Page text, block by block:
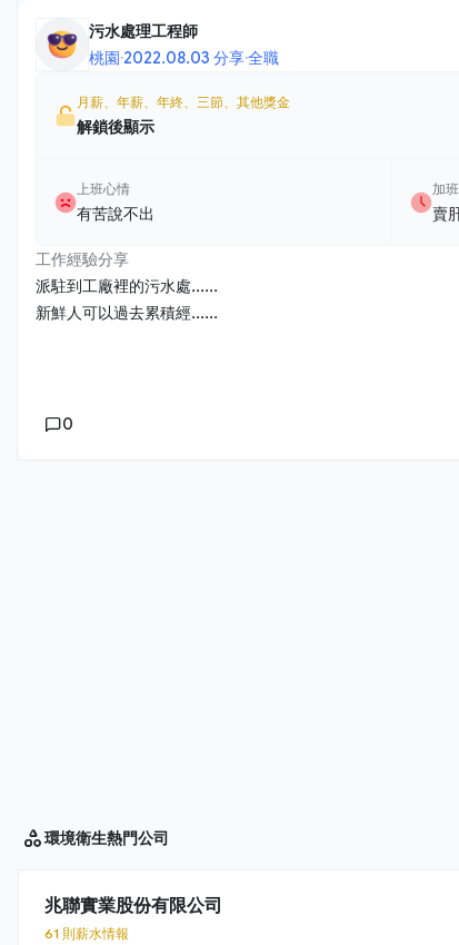
污水處理工程師
桃園·2022.08.03 分享·全職
月薪、年薪、年終、三節、其他獎金
解鎖後顯示
上班心情
有苦說不出
加
賣
工作經驗分享
派駐到工廠裡的污水處......
新鮮人可以過去累積經......
0
環境衛生熱門公司
兆聯實業股份有限公司
61 則薪水情報